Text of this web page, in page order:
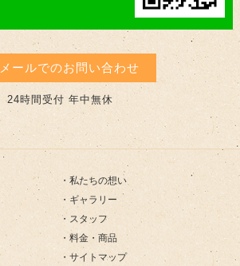
メールでのお問い合わせ
24時間受付 年中無休
私たちの想い
ギャラリー
スタッフ
料金・商品
サイトマップ